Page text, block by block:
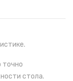
точно
стола.